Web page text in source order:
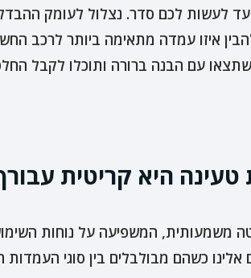
איזו עמדה מתאימה ביותר
עם הבנה ברורה ותוכלו לקבל
היא קריטית
משמעותית, המשפיעה על נוחות
כשהם מבולבלים בין סוגי העמדות